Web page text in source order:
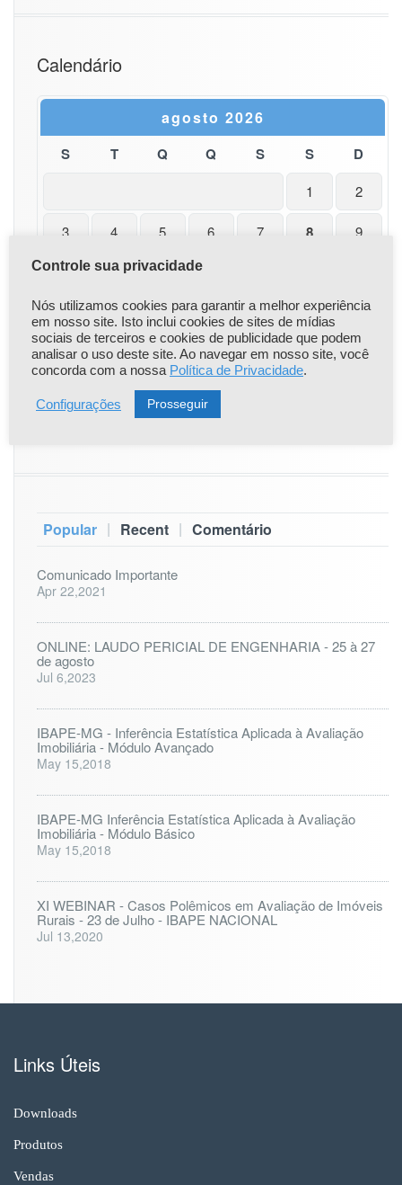
o
o
e
t
c)
c
o
m
F
E
R
3
Calendário
agosto 2026
S T Q Q S S D
1 2
3 4 5 6 7 8 9
10 11 12
17 18 19 20 21 22 23
24 25 26 27 28 29 30
Popular | Recent | Comentário
Comunicado Importante
Apr 22,2021
ONLINE: LAUDO PERICIAL DE ENGENHARIA - 25 à 27
de agosto
Jul 6,2023
IBAPE-MG - Inferência Estatística Aplicada à Avaliação
Imobiliária - Módulo Avançado
May 15,2018
IBAPE-MG Inferência Estatística Aplicada à Avaliação
Imobiliária - Módulo Básico
May 15,2018
XI WEBINAR - Casos Polêmicos em Avaliação de Imóveis
Rurais - 23 de Julho - IBAPE NACIONAL
Jul 13,2020
Links Úteis
Downloads
Produtos
Vendas
Controle sua privacidade
Nós utilizamos cookies para garantir a melhor experiência
em nosso site. Isto inclui cookies de sites de mídias
sociais de terceiros e cookies de publicidade que podem
analisar o uso deste site. Ao navegar em nosso site, você
concorda com a nossa Política de Privacidade.
Configurações Prosseguir